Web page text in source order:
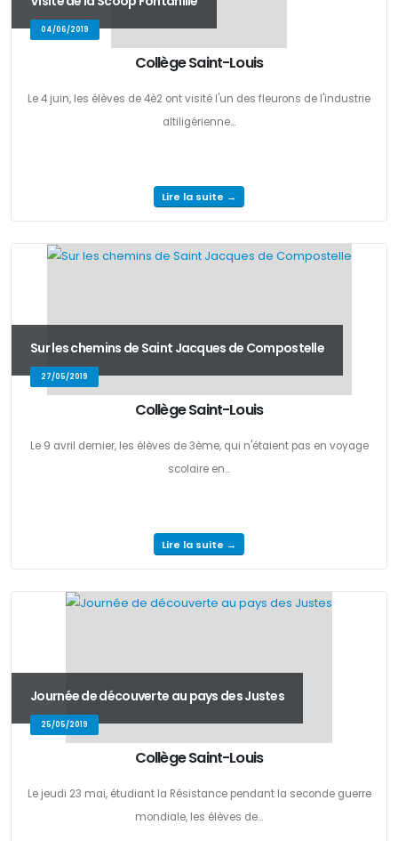
04/06/2019
Collège Saint-Louis
Le 4 juin, les élèves de 4è2 ont visité l'un des fleurons de l'industrie
altiligérienne...
Lire la suite →
Sur les chemins de Saint Jacques de Compostelle
27/05/2019
Collège Saint-Louis
Le 9 avril dernier, les élèves de 3ème, qui n'étaient pas en voyage
scolaire en...
Lire la suite →
Journée de découverte au pays des Justes
25/05/2019
Collège Saint-Louis
Le jeudi 23 mai, étudiant la Résistance pendant la seconde guerre
mondiale, les élèves de...